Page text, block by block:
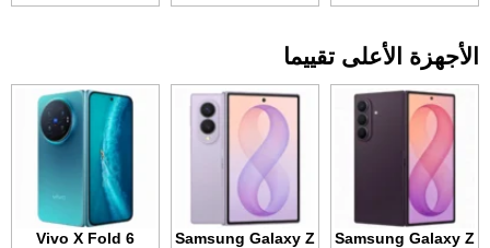
الأجهزة الأعلى تقييما
Samsung Galaxy Z
Samsung Galaxy Z
Vivo X Fold 6